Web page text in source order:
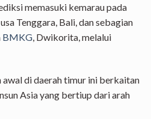
memasuki kemarau pada
Tenggara, Bali, dan sebagian
BMKG, Dwikorita, melalui
di daerah timur ini berkaitan
Asia yang bertiup dari arah